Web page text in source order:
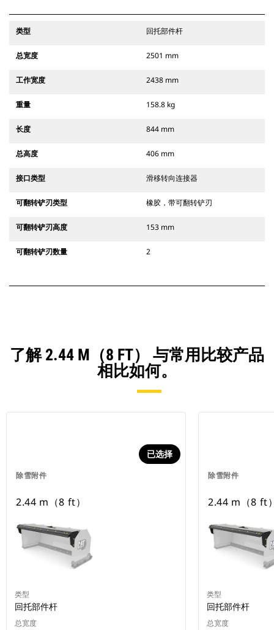
类型 回托部件杆
总宽度 2501 mm
工作宽度 2438 mm
重量 158.8 kg
长度 844 mm
总高度 406 mm
接口类型 滑移转向连接器
可翻转铲刃类型 橡胶，带可翻转铲刃
可翻转铲刃高度 153 mm
可翻转铲刃数量 2
了解 2.44 M（8 FT） 与常用比较产品
相比如何。
除雪附件
已选择
2.44 m（8 ft）
类型
回托部件杆
总宽度
除雪附件
2.44 m（8 ft
类型
回托部件杆
总宽度